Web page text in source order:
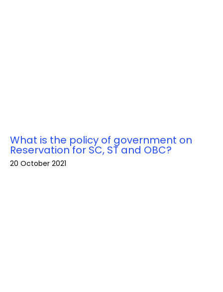
What is the policy of government on
Reservation for SC, ST and OBC?
20 October 2021